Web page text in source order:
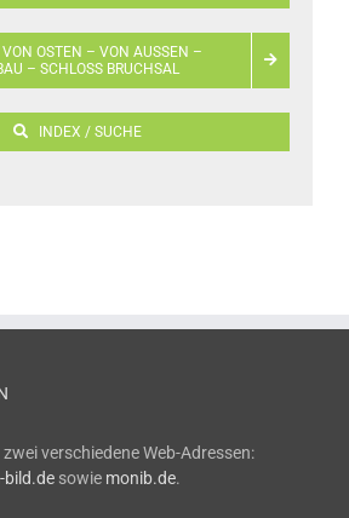
OSTEN – VON AUSSEN – H
– SCHLOSS BRUCHSAL
INDEX / SUCHE
verschiedene Web-Adressen:
bild.de sowie monib.de.